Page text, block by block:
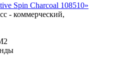
Spin Charcoal 108510»
- коммерческий,